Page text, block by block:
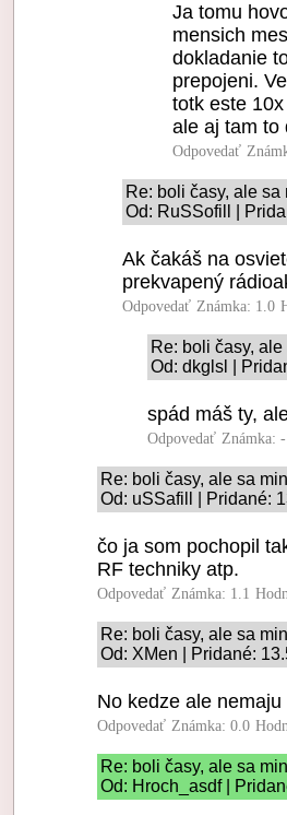
Ja tomu
mensich
dokladanie
prepojeni.
totk este
ale aj tam to
Odpovedať
Re: boli časy, ale sa
Od: RuSSofill |
Ak čakáš na
prekvapený
Odpovedať Známka: 1.0
Re: boli časy,
Od: dkglsl |
spád máš ty,
Odpovedať Známka:
Re: boli časy, ale sa
Od: uSSafill | Pridané:
čo ja som pochopil
RF techniky atp.
Odpovedať Známka: 1.1
Re: boli časy, ale sa
Od: XMen | Pridané:
No kedze ale
Odpovedať Známka: 0.0
Re: boli časy, ale sa
Od: Hroch_asdf |